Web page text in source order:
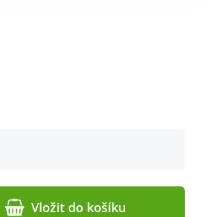
Vložit do košíku